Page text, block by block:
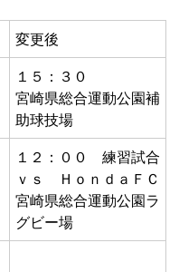
変更後
１５：３０
宮崎県総合運動公園補
助球技場
１２：００ 練習試合
ｖｓ ＨｏｎｄａＦＣ
宮崎県総合運動公園ラ
グビー場